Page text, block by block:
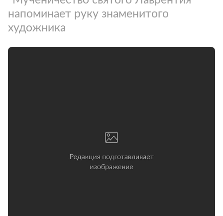
напоминает руку знаменитого
художника